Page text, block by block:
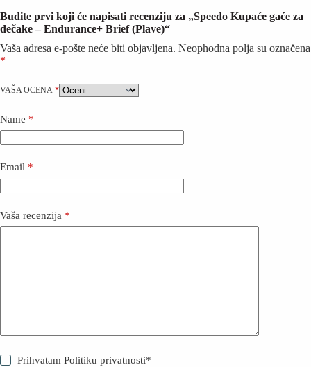
Budite prvi koji će napisati recenziju za „Speedo Kupaće gaće za
dečake – Endurance+ Brief (Plave)“
Vaša adresa e-pošte neće biti objavljena. Neophodna polja su označena
*
VAŠA OCENA *
Name *
Email *
Vaša recenzija *
PrihvatamPolitiku privatnosti*